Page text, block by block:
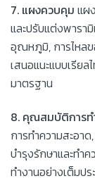
7. แผงควบคุม แผ
และปรับแต่งพารา
อุณหภูมิ, การไหลข
เสนอแนะแบบเรีย
มาตรฐาน
8. คุณสมบัติการท
การทำความสะอา
บำรุงรักษาและทำค
ทำงานอย่างเต็มป